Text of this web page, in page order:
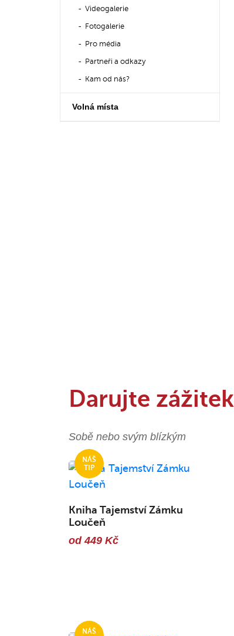
Videogalerie
Fotogalerie
Pro média
Partneři a odkazy
Kam od nás?
Volná místa
Darujte zážitek
Sobě nebo svým blízkým
Kniha Tajemství Zámku
Loučeň
od 449 Kč